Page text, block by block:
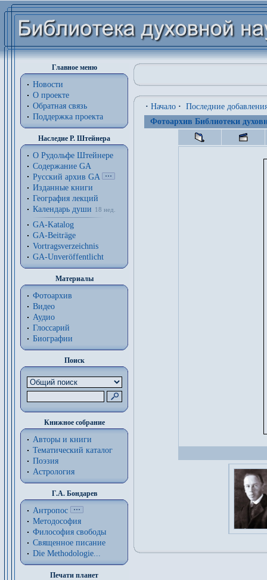
Главное меню
Новости
О проекте
Обратная связь
Поддержка проекта
Наследие Р. Штейнера
О Рудольфе Штейнере
Содержание GA
Русский архив GA
Изданные книги
География лекций
Календарь души
18 нед.
GA-Katalog
GA-Beiträge
Vortragsverzeichnis
GA-Unveröffentlicht
Материалы
Фотоархив
Видео
Аудио
Глоссарий
Биографии
Поиск
Книжное собрание
Авторы и книги
Тематический каталог
Поэзия
Астрология
Г.А. Бондарев
Антропос
Методософия
Философия cвободы
Священное писание
Die Methodologie...
Печати планет
· Начало · Последние
Фотоархив Библиотеки